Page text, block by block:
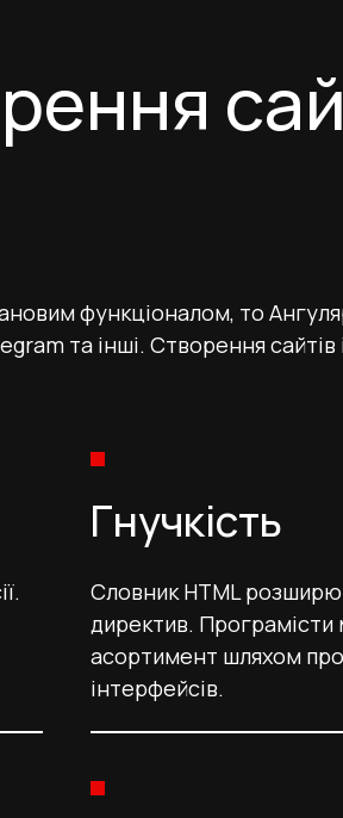
функціоналом, то
та інші. Створення
Гнучкість
Словник HTML
директив.
асортимент шляхом
інтерфейсів.